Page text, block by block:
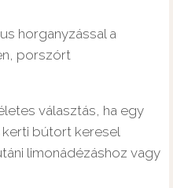
horganyzással a
porszórt
választás, ha egy
bútort keresel
limonádézáshoz vagy